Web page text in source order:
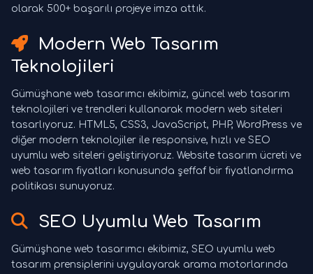
olarak 500+ başarılı projeye imza attık.
Modern Web Tasarım
Teknolojileri
Gümüşhane web tasarımcı ekibimiz, güncel web tasarım
teknolojileri ve trendleri kullanarak modern web siteleri
tasarlıyoruz. HTML5, CSS3, JavaScript, PHP, WordPress ve
diğer modern teknolojiler ile responsive, hızlı ve SEO
uyumlu web siteleri geliştiriyoruz. Website tasarım ücreti ve
web tasarım fiyatları konusunda şeffaf bir fiyatlandırma
politikası sunuyoruz.
SEO Uyumlu Web Tasarım
Gümüşhane web tasarımcı ekibimiz, SEO uyumlu web
tasarım prensiplerini uygulayarak arama motorlarında